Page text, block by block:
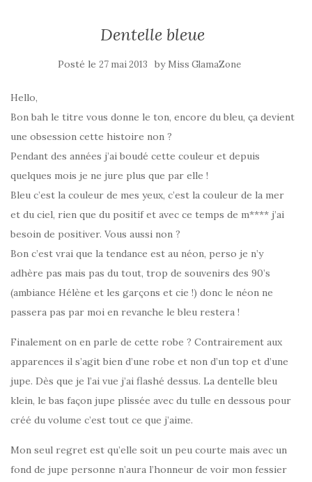
Dentelle bleue
Posté le 27 mai 2013 by Miss GlamaZone
Hello,
Bon bah le titre vous donne le ton, encore du bleu, ça devient
une obsession cette histoire non ?
Pendant des années j’ai boudé cette couleur et depuis
quelques mois je ne jure plus que par elle !
Bleu c’est la couleur de mes yeux, c’est la couleur de la mer
et du ciel, rien que du positif et avec ce temps de m**** j’ai
besoin de positiver. Vous aussi non ?
Bon c’est vrai que la tendance est au néon, perso je n’y
adhère pas mais pas du tout, trop de souvenirs des 90’s
(ambiance Hélène et les garçons et cie !) donc le néon ne
passera pas par moi en revanche le bleu restera !
Finalement on en parle de cette robe ? Contrairement aux
apparences il s’agit bien d’une robe et non d’un top et d’une
jupe. Dès que je l’ai vue j’ai flashé dessus. La dentelle bleu
klein, le bas façon jupe plissée avec du tulle en dessous pour
créé du volume c’est tout ce que j’aime.
Mon seul regret est qu’elle soit un peu courte mais avec un
fond de jupe personne n’aura l’honneur de voir mon fessier